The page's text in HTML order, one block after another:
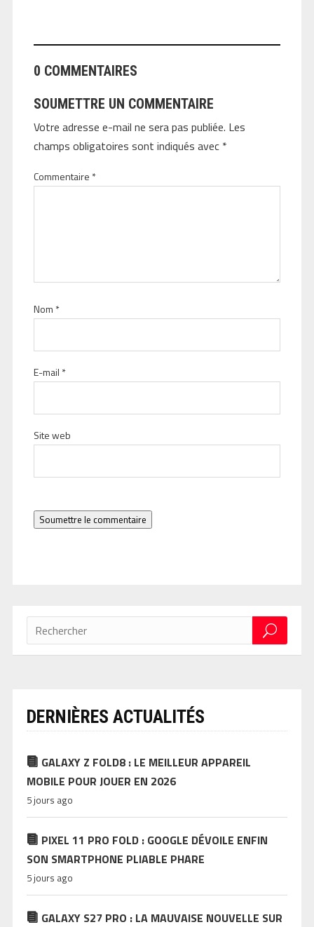
0 COMMENTAIRES
SOUMETTRE UN COMMENTAIRE
Votre adresse e-mail ne sera pas publiée. Les
champs obligatoires sont indiqués avec *
Commentaire *
Nom *
E-mail *
Site web
Soumettre le commentaire
DERNIÈRES ACTUALITÉS
GALAXY Z FOLD8 : LE MEILLEUR APPAREIL
MOBILE POUR JOUER EN 2026
5 jours ago
PIXEL 11 PRO FOLD : GOOGLE DÉVOILE ENFIN
SON SMARTPHONE PLIABLE PHARE
5 jours ago
GALAXY S27 PRO : LA MAUVAISE NOUVELLE SUR